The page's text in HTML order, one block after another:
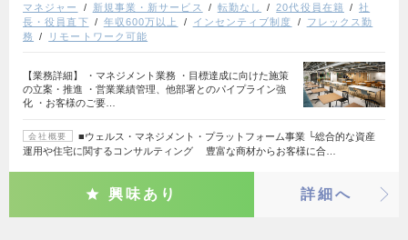
マネジャー
新規事業・新サービス 転勤なし 20代役員在籍
社
長・役員直下
年収600万以上 インセンティブ制度
フレックス勤
務
リモートワーク可能
【業務詳細】 ・マネジメント業務 ・目標達成に向けた施策
の立案・推進 ・営業業績管理、他部署とのパイプライン強
化 ・お客様のご要…
会社概要
■ウェルス・マネジメント・プラットフォーム事業 └総合的な資産
運用や住宅に関するコンサルティング 豊富な商材からお客様に合…
興味あり 詳細へ